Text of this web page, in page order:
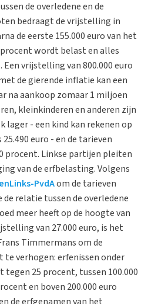
de overledene en de
bedraagt de vrijstelling in
de eerste 155.000 euro van het
wordt belast en alles
vrijstelling van 800.000 euro
de gierende inflatie kan een
na aankoop zomaar 1 miljoen
kleinkinderen en anderen zijn
- een kind kan rekenen op
euro - en de tarieven
procent. Linkse partijen pleiten
van de erfbelasting. Volgens
PvdAom de tarieven
relatie tussen de overledene
meer heeft op de hoogte van
van 27.000 euro, is het
Timmermans om de
verhogen: erfenissen onder
tegen 25 procent, tussen 100.000
en boven 200.000 euro